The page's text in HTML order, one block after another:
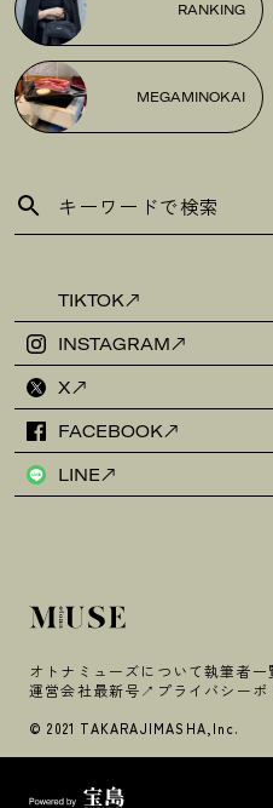
RANKING
MEGAMINOKAI
TIKTOK
INSTAGRAM
X
FACEBOOK
LINE
オトナミューズについて執筆者一
運営会社最新号 プライバシーポ
© 2021 TAKARAJIMASHA,Inc.